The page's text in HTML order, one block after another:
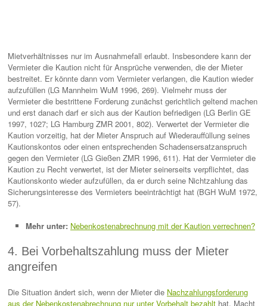
Mietverhältnisses nur im Ausnahmefall erlaubt. Insbesondere kann der
Vermieter die Kaution nicht für Ansprüche verwenden, die der Mieter
bestreitet. Er könnte dann vom Vermieter verlangen, die Kaution wieder
aufzufüllen (LG Mannheim WuM 1996, 269). Vielmehr muss der
Vermieter die bestrittene Forderung zunächst gerichtlich geltend machen
und erst danach darf er sich aus der Kaution befriedigen (LG Berlin GE
1997, 1027; LG Hamburg ZMR 2001, 802). Verwertet der Vermieter die
Kaution vorzeitig, hat der Mieter Anspruch auf Wiederauffüllung seines
Kautionskontos oder einen entsprechenden Schadensersatzanspruch
gegen den Vermieter (LG Gießen ZMR 1996, 611). Hat der Vermieter die
Kaution zu Recht verwertet, ist der Mieter seinerseits verpflichtet, das
Kautionskonto wieder aufzufüllen, da er durch seine Nichtzahlung das
Sicherungsinteresse des Vermieters beeinträchtigt hat (BGH WuM 1972,
57).
Mehr unter: Nebenkostenabrechnung mit der Kaution verrechnen?
4. Bei Vorbehaltszahlung muss der Mieter
angreifen
Die Situation ändert sich, wenn der Mieter die Nachzahlungsforderung
aus der Nebenkostenabrechnung nur unter Vorbehalt bezahlt hat. Macht